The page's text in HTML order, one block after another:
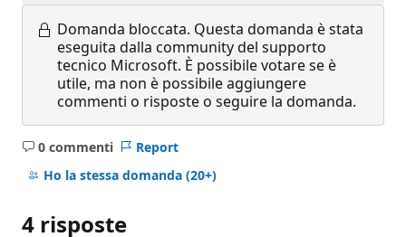
Domanda bloccata. Questa domanda è stata
eseguita dalla community del supporto
tecnico Microsoft. È possibile votare se è
utile, ma non è possibile aggiungere
commenti o risposte o seguire la domanda.
0 commenti
Nessun
commento
Report
Ho la stessa domanda (20+)
4 risposte